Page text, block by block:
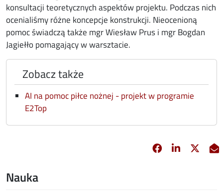
konsultacji teoretycznych aspektów projektu. Podczas nich
ocenialiśmy różne koncepcje konstrukcji. Nieocenioną
pomoc świadczą także mgr Wiesław Prus i mgr Bogdan
Jagiełło pomagający w warsztacie.
Zobacz także
AI na pomoc piłce nożnej - projekt w programie
E2Top
Facebook
opens in new
Linkedin
opens in
X
Nauka